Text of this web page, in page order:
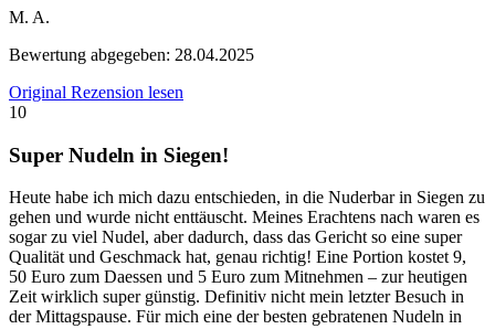
M. A.
Bewertung abgegeben: 28.04.2025
Original Rezension lesen
10
Super Nudeln in Siegen!
Heute habe ich mich dazu entschieden, in die Nuderbar in Siegen zu
gehen und wurde nicht enttäuscht. Meines Erachtens nach waren es
sogar zu viel Nudel, aber dadurch, dass das Gericht so eine super
Qualität und Geschmack hat, genau richtig! Eine Portion kostet 9,
50 Euro zum Daessen und 5 Euro zum Mitnehmen – zur heutigen
Zeit wirklich super günstig. Definitiv nicht mein letzter Besuch in
der Mittagspause. Für mich eine der besten gebratenen Nudeln in